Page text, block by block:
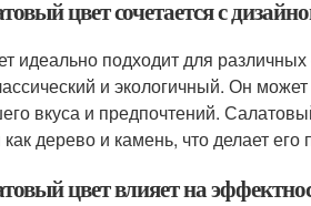
цвет сочетается с
идеально подходит для
и экологичный. Он
вкуса и предпочтений.
дерево и камень, что делает
цвет влияет на